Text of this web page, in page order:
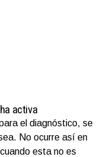
activa
el diagnóstico, se
No ocurre así en
esta no es